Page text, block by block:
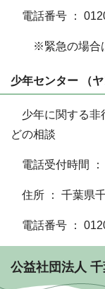
電話番号 ：
※緊急の場合は
少年センター （ヤ
少年に関する非
どの相談
電話受付時間 ：
住所 ： 千葉県
電話番号 ：
公益社団法人